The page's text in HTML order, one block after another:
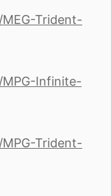
Trident-
Infinite-
Trident-